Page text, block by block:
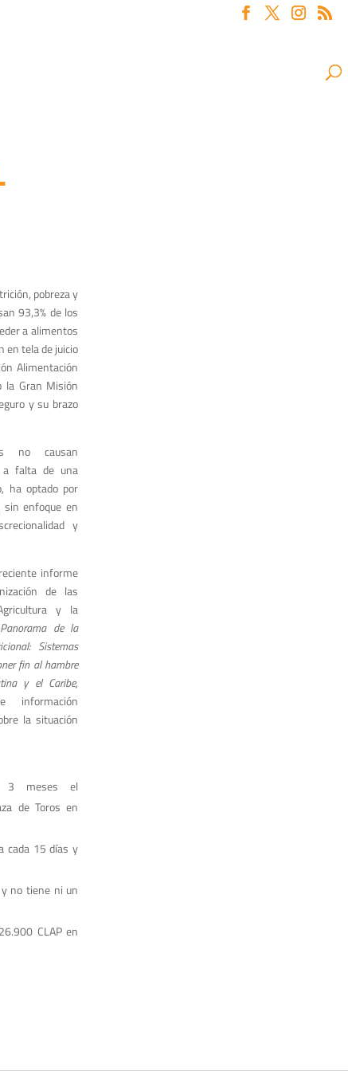
pobreza y
93,3% de los
a alimentos
en tela de juicio
Alimentación
la Gran Misión
y su brazo
no causan
a falta de una
ha optado por
sin enfoque en
y
informe
de las
y la
Panorama de la
Sistemas
fin al hambre
y el Caribe,
información
la situación
3 meses el
de Toros en
cada 15 días y
no tiene ni un
CLAP en